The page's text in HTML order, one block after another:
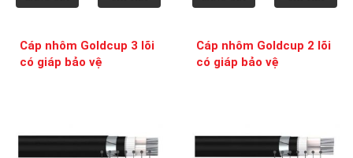
Cáp nhôm Goldcup 3 lõi
có giáp bảo vệ
Cáp nhôm Goldcup 2 lõi
có giáp bảo vệ